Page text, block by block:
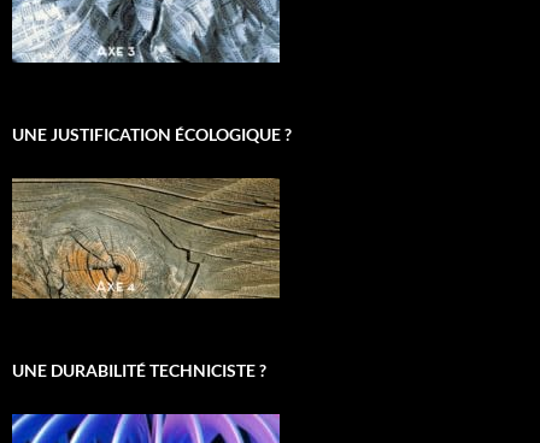
UNE JUSTIFICATION ÉCOLOGIQUE ?
UNE DURABILITÉ TECHNICISTE ?